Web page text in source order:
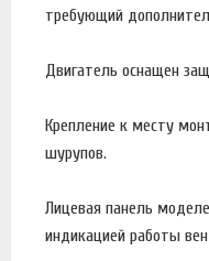
требующий
Двигатель оснащен
Крепление к месту
шурупов.
Лицевая панель
индикацией работы